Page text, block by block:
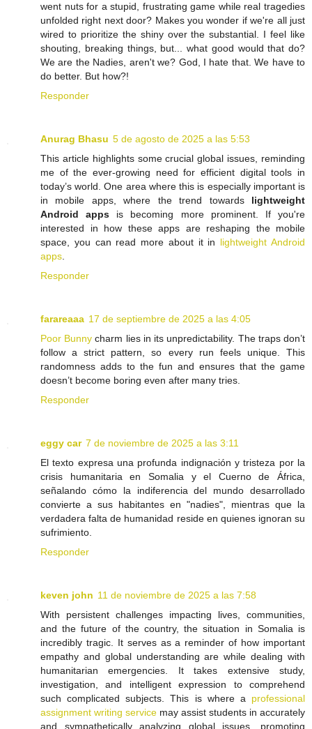
went nuts for a stupid, frustrating game while real tragedies
unfolded right next door? Makes you wonder if we're all just
wired to prioritize the shiny over the substantial. I feel like
shouting, breaking things, but... what good would that do?
We are the Nadies, aren't we? God, I hate that. We have to
do better. But how?!
Responder
Anurag Bhasu 5 de agosto de 2025 a las 5:53
This article highlights some crucial global issues, reminding
me of the ever-growing need for efficient digital tools in
today’s world. One area where this is especially important is
in mobile apps, where the trend towards lightweight
Android apps is becoming more prominent. If you're
interested in how these apps are reshaping the mobile
space, you can read more about it in lightweight Android
apps.
Responder
farareaaa 17 de septiembre de 2025 a las 4:05
Poor Bunny charm lies in its unpredictability. The traps don’t
follow a strict pattern, so every run feels unique. This
randomness adds to the fun and ensures that the game
doesn’t become boring even after many tries.
Responder
eggy car 7 de noviembre de 2025 a las 3:11
El texto expresa una profunda indignación y tristeza por la
crisis humanitaria en Somalia y el Cuerno de África,
señalando cómo la indiferencia del mundo desarrollado
convierte a sus habitantes en "nadies", mientras que la
verdadera falta de humanidad reside en quienes ignoran su
sufrimiento.
Responder
keven john 11 de noviembre de 2025 a las 7:58
With persistent challenges impacting lives, communities,
and the future of the country, the situation in Somalia is
incredibly tragic. It serves as a reminder of how important
empathy and global understanding are while dealing with
humanitarian emergencies. It takes extensive study,
investigation, and intelligent expression to comprehend
such complicated subjects. This is where a professional
assignment writing service may assist students in accurately
and sympathetically analyzing global issues, promoting